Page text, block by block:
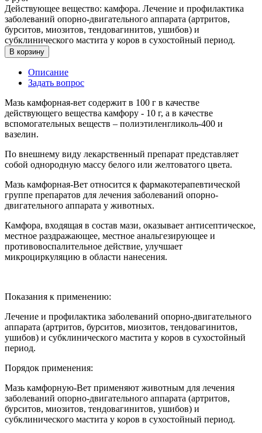
Действующее вещество: камфора. Лечение и профилактика
заболеваний опорно-двигательного аппарата (артритов,
бурситов, миозитов, тендовагинитов, ушибов) и
субклинического мастита у коров в сухостойный период.
В корзину
Описание
Задать вопрос
Мазь камфорная-вет содержит в 100 г в качестве
действующего вещества камфору - 10 г, а в качестве
вспомогательных веществ – полиэтиленгликоль-400 и
вазелин.
По внешнему виду лекарственный препарат представляет
собой однородную массу белого или желтоватого цвета.
Мазь камфорная-Вет относится к фармакотерапевтической
группе препаратов для лечения заболеваний опорно-
двигательного аппарата у животных.
Камфора, входящая в состав мази, оказывает антисептическое,
местное раздражающее, местное анальгезирующее и
противовоспалительное действие, улучшает
микроциркуляцию в области нанесения.
Показания к применению:
Лечение и профилактика заболеваний опорно-двигательного
аппарата (артритов, бурситов, миозитов, тендовагинитов,
ушибов) и субклинического мастита у коров в сухостойный
период.
Порядок применения:
Мазь камфорную-Вет применяют животным для лечения
заболеваний опорно-двигательного аппарата (артритов,
бурситов, миозитов, тендовагинитов, ушибов) и
субклинического мастита у коров в сухостойный период.